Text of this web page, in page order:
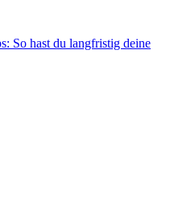
So hast du langfristig deine